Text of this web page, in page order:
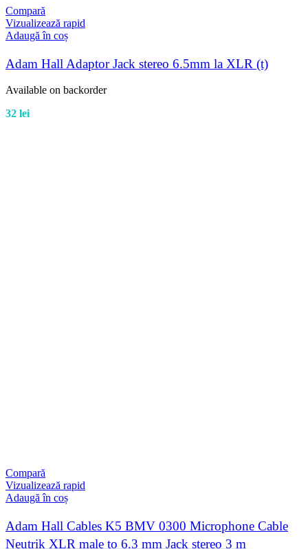
Compară
Vizualizează rapid
Adaugă în coș
Adam Hall Adaptor Jack stereo 6.5mm la XLR (t)
Available on backorder
32 lei
Compară
Vizualizează rapid
Adaugă în coș
Adam Hall Cables K5 BMV 0300 Microphone Cable
Neutrik XLR male to 6.3 mm Jack stereo 3 m